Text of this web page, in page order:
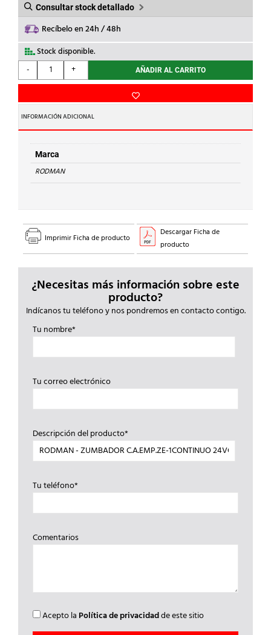
Consultar stock detallado
Recíbelo en 24h / 48h
Stock disponible.
-
RODMAN
-
C.A.EMP.ZE-
1CONTINUO
24VCA
cantidad
+ AÑADIR AL CARRITO
INFORMACIÓN ADICIONAL
Marca
RODMAN
Imprimir Ficha de producto
Descargar Ficha de
producto
¿Necesitas más información sobre este
producto?
Indícanos tu teléfono y nos pondremos en contacto contigo.
Tu nombre*
Tu correo electrónico
Descripción del producto*
Tu teléfono*
Comentarios
Acepto la Política de privacidadde este sitio